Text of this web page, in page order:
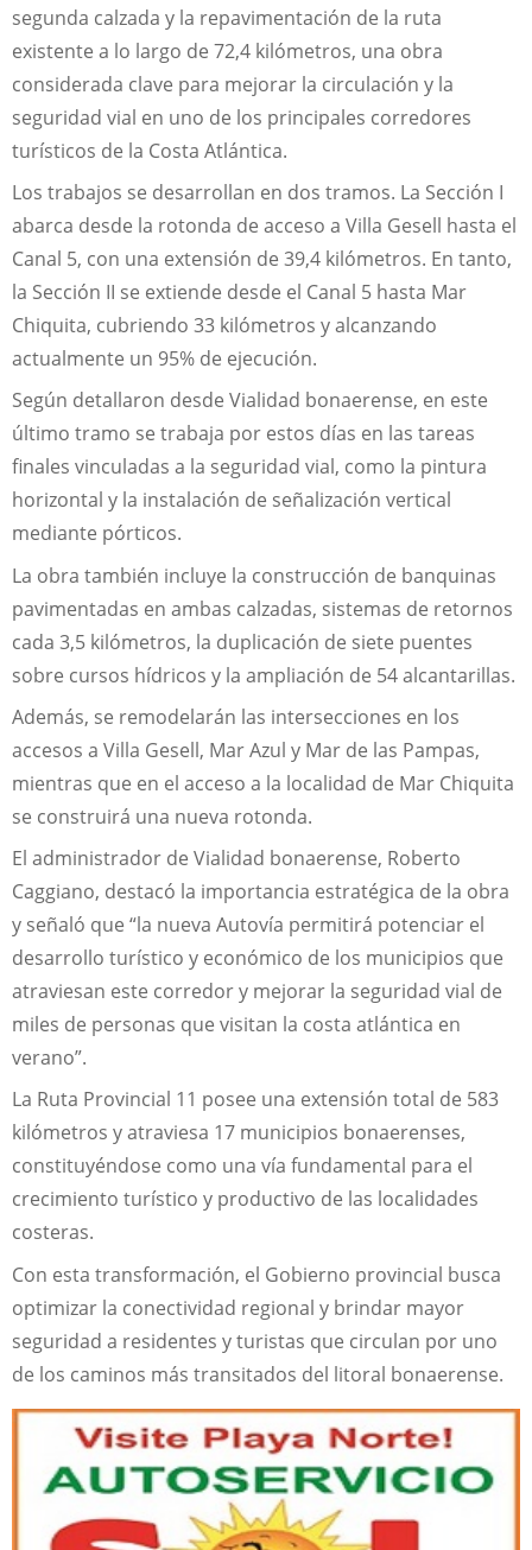
segunda calzada y la repavimentación de la ruta
existente a lo largo de 72,4 kilómetros, una obra
considerada clave para mejorar la circulación y la
seguridad vial en uno de los principales corredores
turísticos de la Costa Atlántica.
Los trabajos se desarrollan en dos tramos. La Sección I
abarca desde la rotonda de acceso a Villa Gesell hasta el
Canal 5, con una extensión de 39,4 kilómetros. En tanto,
la Sección II se extiende desde el Canal 5 hasta Mar
Chiquita, cubriendo 33 kilómetros y alcanzando
actualmente un 95% de ejecución.
Según detallaron desde Vialidad bonaerense, en este
último tramo se trabaja por estos días en las tareas
finales vinculadas a la seguridad vial, como la pintura
horizontal y la instalación de señalización vertical
mediante pórticos.
La obra también incluye la construcción de banquinas
pavimentadas en ambas calzadas, sistemas de retornos
cada 3,5 kilómetros, la duplicación de siete puentes
sobre cursos hídricos y la ampliación de 54 alcantarillas.
Además, se remodelarán las intersecciones en los
accesos a Villa Gesell, Mar Azul y Mar de las Pampas,
mientras que en el acceso a la localidad de Mar Chiquita
se construirá una nueva rotonda.
El administrador de Vialidad bonaerense, Roberto
Caggiano, destacó la importancia estratégica de la obra
y señaló que “la nueva Autovía permitirá potenciar el
desarrollo turístico y económico de los municipios que
atraviesan este corredor y mejorar la seguridad vial de
miles de personas que visitan la costa atlántica en
verano”.
La Ruta Provincial 11 posee una extensión total de 583
kilómetros y atraviesa 17 municipios bonaerenses,
constituyéndose como una vía fundamental para el
crecimiento turístico y productivo de las localidades
costeras.
Con esta transformación, el Gobierno provincial busca
optimizar la conectividad regional y brindar mayor
seguridad a residentes y turistas que circulan por uno
de los caminos más transitados del litoral bonaerense.